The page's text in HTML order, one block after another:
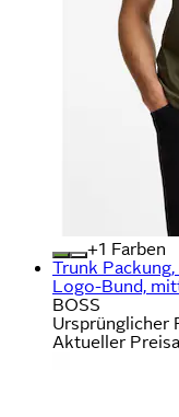
+
Farben
Trunk
Logo-Bund,
BOSS
Ursprünglicher
Aktueller Preis